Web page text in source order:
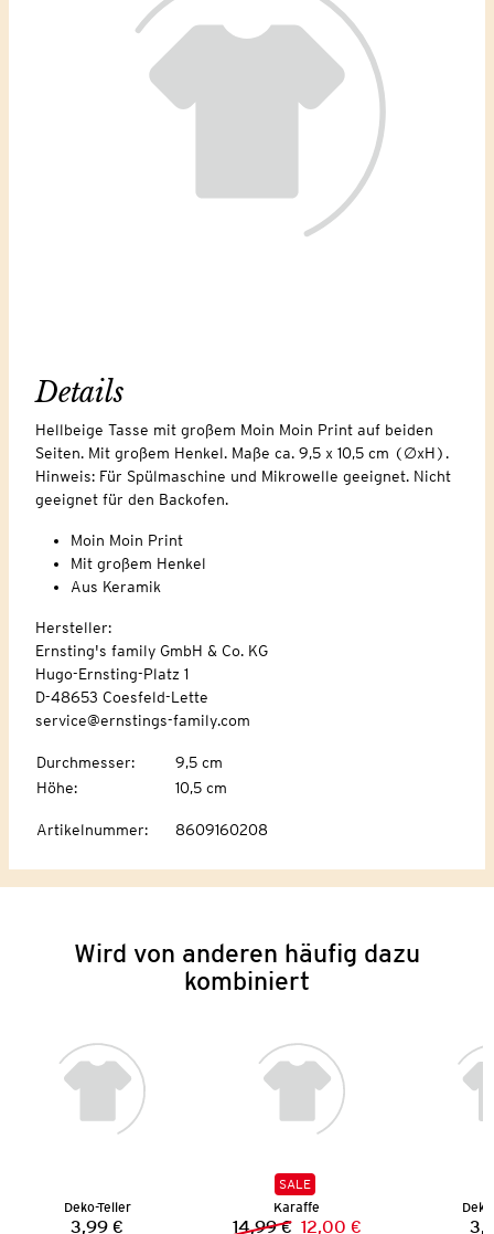
Details
Hellbeige Tasse mit großem Moin Moin Print auf beiden
Seiten. Mit großem Henkel. Maße ca. 9,5 x 10,5 cm (∅xH).
Hinweis: Für Spülmaschine und Mikrowelle geeignet. Nicht
geeignet für den Backofen.
Moin Moin Print
Mit großem Henkel
Aus Keramik
Hersteller:
Ernsting's family GmbH & Co. KG
Hugo-Ernsting-Platz 1
D-48653 Coesfeld-Lette
service@ernstings-family.com
Durchmesser:
9,5 cm
Höhe: 10,5 cm
Artikelnummer: 8609160208
Wird von anderen häufig dazu
kombiniert
Deko-Teller
3,99 €
SALE
Karaffe
14,99 € 12,00 €